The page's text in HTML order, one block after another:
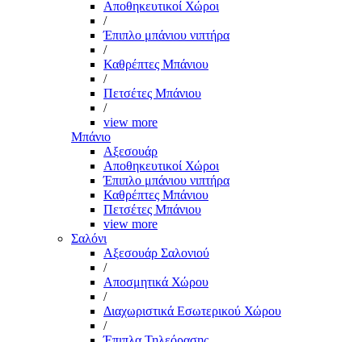
Αποθηκευτικοί Χώροι
/
Έπιπλο μπάνιου νιπτήρα
/
Καθρέπτες Μπάνιου
/
Πετσέτες Μπάνιου
/
view more
Μπάνιο
Αξεσουάρ
Αποθηκευτικοί Χώροι
Έπιπλο μπάνιου νιπτήρα
Καθρέπτες Μπάνιου
Πετσέτες Μπάνιου
view more
Σαλόνι
Αξεσουάρ Σαλονιού
/
Αποσμητικά Χώρου
/
Διαχωριστικά Εσωτερικού Χώρου
/